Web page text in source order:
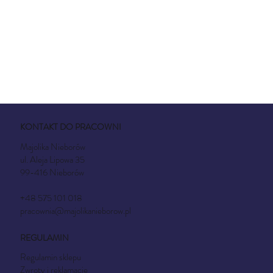
KONTAKT DO PRACOWNI
Majolika Nieborów
ul. Aleja Lipowa 35
99-416 Nieborów
+48 575 101 018
pracownia@majolikanieborow.pl
REGULAMIN
Regulamin sklepu
Zwroty i reklamacje